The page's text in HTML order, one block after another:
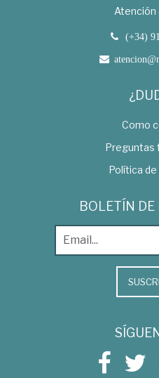
Atención
(+34)
Como
Preguntas
Política de
BOLETÍN DE